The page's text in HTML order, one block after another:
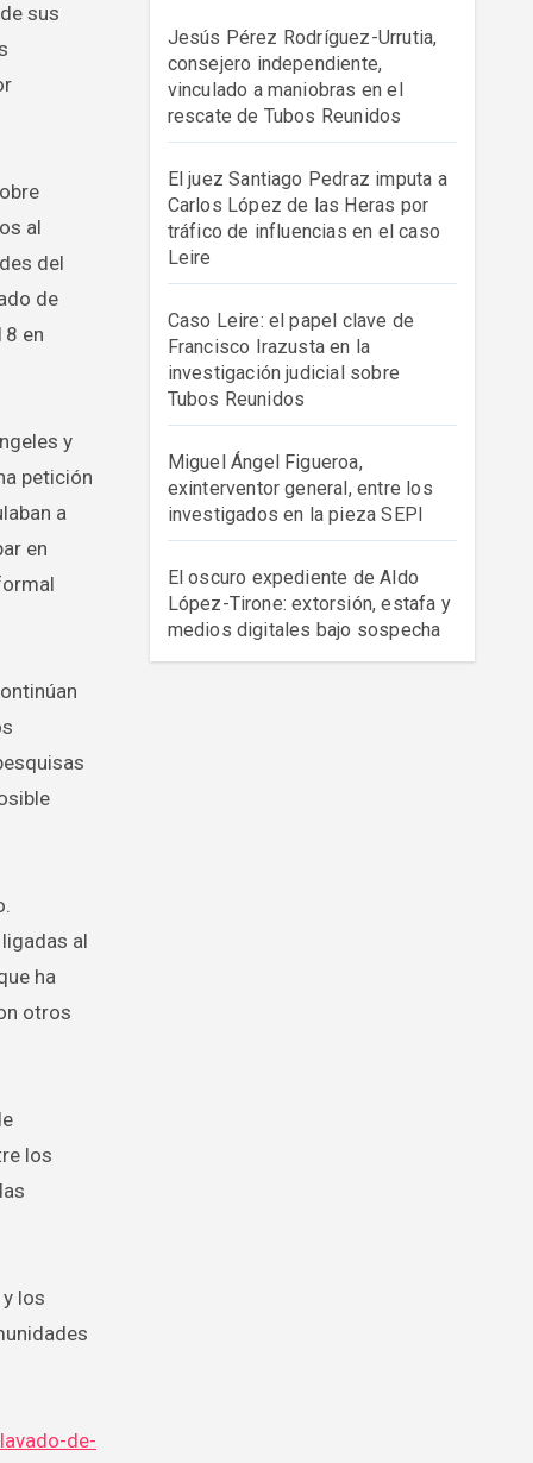
sus
al
del
de
en
y
petición
a
en
al
ha
otros
los
los
de-
Jesús Pérez Rodríguez-Urrutia,
consejero independiente,
vinculado a maniobras en el
rescate de Tubos Reunidos
El juez Santiago Pedraz imputa a
Carlos López de las Heras por
tráfico de influencias en el caso
Leire
Caso Leire: el papel clave de
Francisco Irazusta en la
investigación judicial sobre
Tubos Reunidos
Miguel Ángel Figueroa,
exinterventor general, entre los
investigados en la pieza SEPI
El oscuro expediente de Aldo
López-Tirone: extorsión, estafa y
medios digitales bajo sospecha